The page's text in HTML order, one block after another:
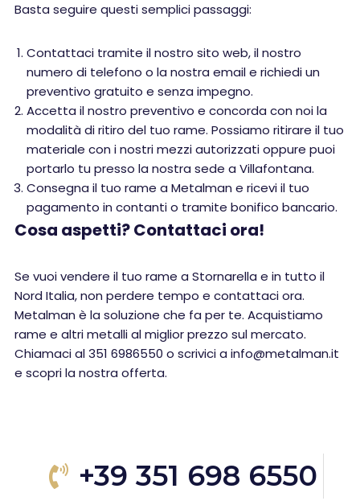
Basta seguire questi semplici passaggi:
Contattaci tramite il nostro sito web, il nostro
numero di telefono o la nostra email e richiedi un
preventivo gratuito e senza impegno.
Accetta il nostro preventivo e concorda con noi la
modalità di ritiro del tuo rame. Possiamo ritirare il tuo
materiale con i nostri mezzi autorizzati oppure puoi
portarlo tu presso la nostra sede a Villafontana.
Consegna il tuo rame a Metalman e ricevi il tuo
pagamento in contanti o tramite bonifico bancario.
Cosa aspetti? Contattaci ora!
Se vuoi vendere il tuo rame a Stornarella e in tutto il
Nord Italia, non perdere tempo e contattaci ora.
Metalman è la soluzione che fa per te. Acquistiamo
rame e altri metalli al miglior prezzo sul mercato.
Chiamaci al 351 6986550 o scrivici a info@metalman.it
e scopri la nostra offerta.
+39 351 698 6550